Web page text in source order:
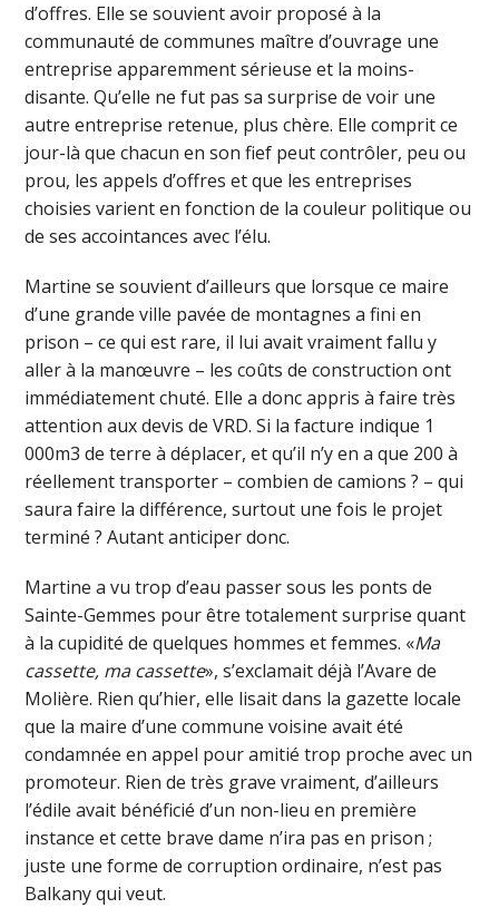
d’offres. Elle se souvient avoir proposé à la
communauté de communes maître d’ouvrage une
entreprise apparemment sérieuse et la moins-
disante. Qu’elle ne fut pas sa surprise de voir une
autre entreprise retenue, plus chère. Elle comprit ce
jour-là que chacun en son fief peut contrôler, peu ou
prou, les appels d’offres et que les entreprises
choisies varient en fonction de la couleur politique ou
de ses accointances avec l’élu.
Martine se souvient d’ailleurs que lorsque ce maire
d’une grande ville pavée de montagnes a fini en
prison – ce qui est rare, il lui avait vraiment fallu y
aller à la manœuvre – les coûts de construction ont
immédiatement chuté. Elle a donc appris à faire très
attention aux devis de VRD. Si la facture indique 1
000m3 de terre à déplacer, et qu’il n’y en a que 200 à
réellement transporter – combien de camions ? – qui
saura faire la différence, surtout une fois le projet
terminé ? Autant anticiper donc.
Martine a vu trop d’eau passer sous les ponts de
Sainte-Gemmes pour être totalement surprise quant
à la cupidité de quelques hommes et femmes. «Ma
cassette, ma cassette», s’exclamait déjà l’Avare de
Molière. Rien qu’hier, elle lisait dans la gazette locale
que la maire d’une commune voisine avait été
condamnée en appel pour amitié trop proche avec un
promoteur. Rien de très grave vraiment, d’ailleurs
l’édile avait bénéficié d’un non-lieu en première
instance et cette brave dame n’ira pas en prison ;
juste une forme de corruption ordinaire, n’est pas
Balkany qui veut.